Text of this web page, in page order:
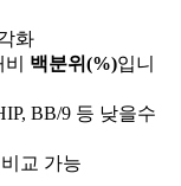
화
백분위(%)입니
BB/9 등 낮을수
교 가능